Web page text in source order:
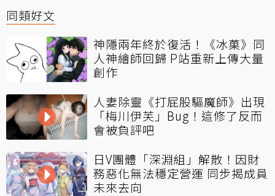
同類好文
神隱兩年終於復活！《冰菓》同
人神繪師回歸 P站重新上傳大量
創作
人妻除靈《打屁股驅魔師》出現
「梅川伊芙」Bug！這修了反而
會被負評吧
日V團體「深淵組」解散！因財
務惡化無法穩定營運 同步揭成員
未來去向